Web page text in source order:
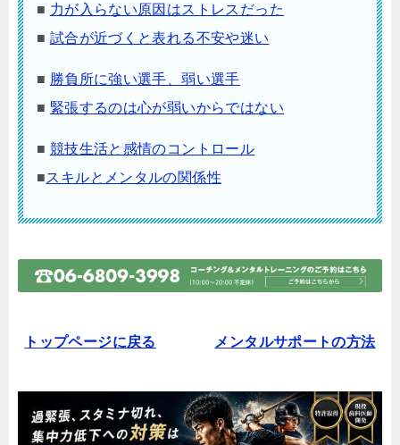
■ 力が入らない原因はストレスだった
■ 試合が近づくと表れる不安や迷い
■ 勝負所に強い選手、弱い選手
■ 緊張するのは心が弱いからではない
■ 競技生活と感情のコントロール
■スキルとメンタルの関係性
トップページに戻る メンタルサポートの方法